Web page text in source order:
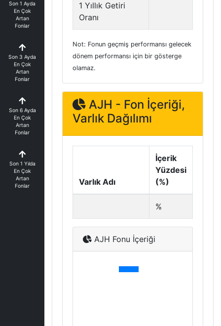
Son 1 Ayda
En Çok
Artan
Fonlar
Son 3 Ayda
En Çok
Artan
Fonlar
Son 6 Ayda
En Çok
Artan
Fonlar
Son 1 Yılda
En Çok
Artan
Fonlar
1 Yıllık Getiri
Oranı
Not: Fonun geçmiş performansı gelecek
dönem performansı için bir gösterge
olamaz.
AJH - Fon İçeriği,
Varlık Dağılımı
Varlık Adı
İçerik
Yüzdesi
(%)
%
AJH Fonu İçeriği